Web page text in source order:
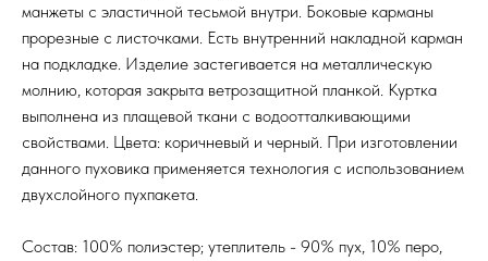
манжеты с эластичной тесьмой внутри. Боковые карманы
прорезные с листочками. Есть внутренний накладной карман
на подкладке. Изделие застегивается на металлическую
молнию, которая закрыта ветрозащитной планкой. Куртка
выполнена из плащевой ткани с водоотталкивающими
свойствами. Цвета: коричневый и черный. При изготовлении
данного пуховика применяется технология с использованием
двухслойного пухпакета.
Состав: 100% полиэстер; утеплитель - 90% пух, 10% перо,